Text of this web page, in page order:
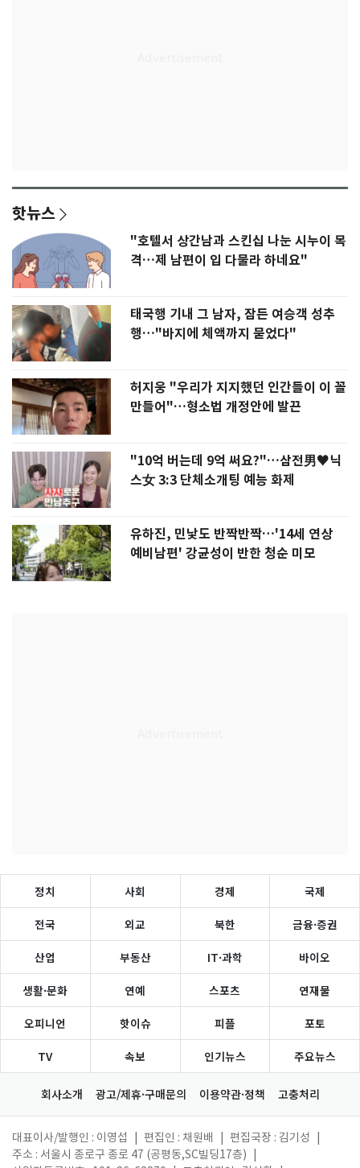
핫뉴스
"호텔서 상간남과 스킨십 나눈 시누이 목
격…제 남편이 입 다물라 하네요"
태국행 기내 그 남자, 잠든 여승객 성추
행…"바지에 체액까지 묻었다"
허지웅 "우리가 지지했던 인간들이 이 꼴
만들어"…형소법 개정안에 발끈
"10억 버는데 9억 써요?"…삼전男♥닉
스女 3:3 단체소개팅 예능 화제
유하진, 민낯도 반짝반짝…'14세 연상
예비남편' 강균성이 반한 청순 미모
정치 사회 경제 국제
전국 외교 북한 금융·증권
산업 부동산 IT·과학 바이오
생활·문화 연예 스포츠 연재물
오피니언 핫이슈 피플 포토
TV 속보 인기뉴스 주요뉴스
회사소개 광고/제휴·구매문의 이용약관·정책 고충처리
대표이사/발행인 : 이영섭 편집인 : 채원배 편집국장 : 김기성
주소 : 서울시 종로구 종로 47 (공평동,SC빌딩17층)